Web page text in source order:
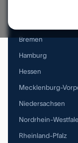
Bremen
Hamburg
Hessen
Mecklenburg-
Niedersachsen
Nordrhein-
Rheinland-Pfalz